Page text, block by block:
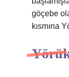
göçebe
kısmına